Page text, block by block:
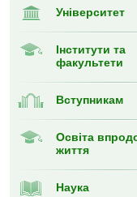
Університет
Інститути та
факультети
Вступникам
Освіта
життя
Наука